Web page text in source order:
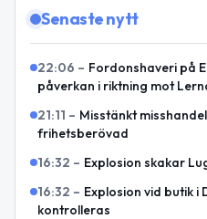
Senaste nytt
22:06 – Fordonshaveri på
påverkan i riktning mot
21:11 – Misstänkt
frihetsberövad
16:32 – Explosion skakar
16:32 – Explosion vid butik i
kontrolleras